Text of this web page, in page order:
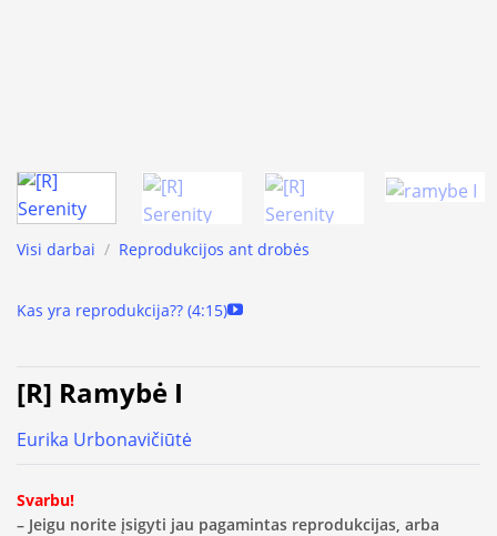
Visi darbai / Reprodukcijos ant drobės
Kas yra reprodukcija?? (4:15)
[R] Ramybė I
Eurika Urbonavičiūtė
Svarbu!
– Jeigu norite įsigyti jau pagamintas reprodukcijas, arba